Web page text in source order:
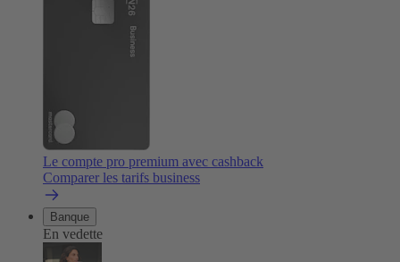
Le compte pro premium avec cashback
Comparer les tarifs business
Banque
En vedette